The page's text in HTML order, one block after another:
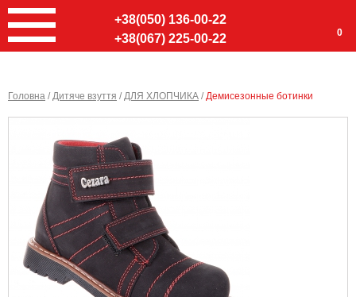
+38(050) 136-00-22
+38(067) 225-00-22
0
Головна /Дитяче взуття /ДЛЯ ХЛОПЧИКА /Демисезонные ботинки